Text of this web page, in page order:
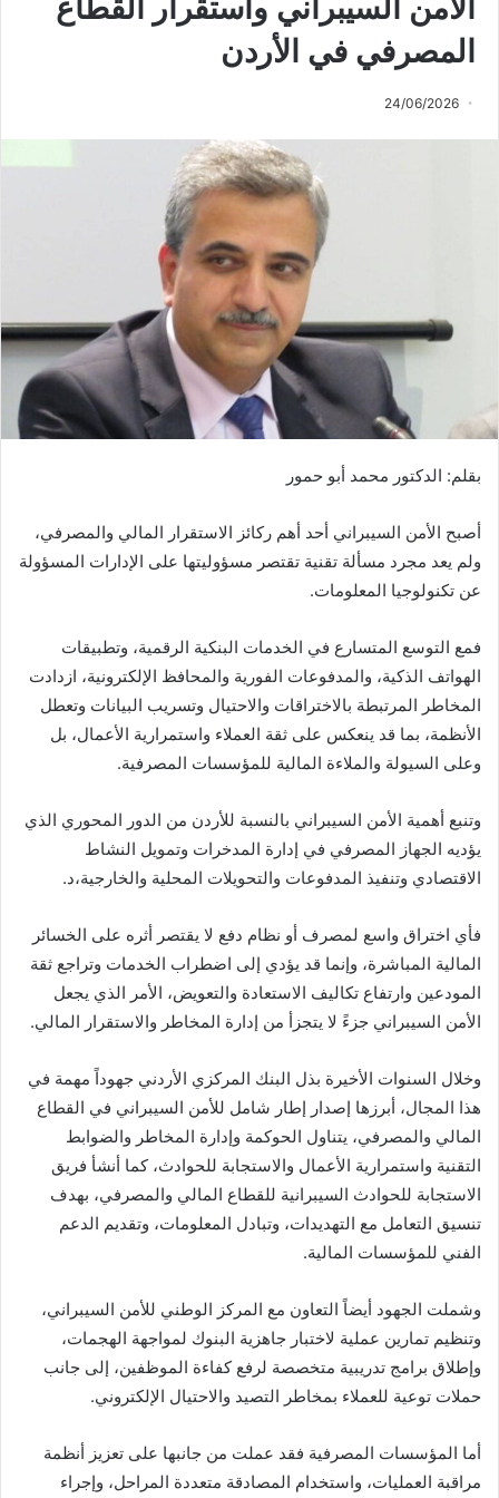
الأمن السيبراني واستقرار القطاع
المصرفي في الأردن
24/06/2026
بقلم: الدكتور محمد أبو حمور
أصبح الأمن السيبراني أحد أهم ركائز الاستقرار المالي والمصرفي،
ولم يعد مجرد مسألة تقنية تقتصر مسؤوليتها على الإدارات المسؤولة
عن تكنولوجيا المعلومات.
فمع التوسع المتسارع في الخدمات البنكية الرقمية، وتطبيقات
الهواتف الذكية، والمدفوعات الفورية والمحافظ الإلكترونية، ازدادت
المخاطر المرتبطة بالاختراقات والاحتيال وتسريب البيانات وتعطل
الأنظمة، بما قد ينعكس على ثقة العملاء واستمرارية الأعمال، بل
وعلى السيولة والملاءة المالية للمؤسسات المصرفية.
وتنبع أهمية الأمن السيبراني بالنسبة للأردن من الدور المحوري الذي
يؤديه الجهاز المصرفي في إدارة المدخرات وتمويل النشاط
الاقتصادي وتنفيذ المدفوعات والتحويلات المحلية والخارجية،د.
فأي اختراق واسع لمصرف أو نظام دفع لا يقتصر أثره على الخسائر
المالية المباشرة، وإنما قد يؤدي إلى اضطراب الخدمات وتراجع ثقة
المودعين وارتفاع تكاليف الاستعادة والتعويض، الأمر الذي يجعل
الأمن السيبراني جزءً لا يتجزأ من إدارة المخاطر والاستقرار المالي.
وخلال السنوات الأخيرة بذل البنك المركزي الأردني جهوداً مهمة في
هذا المجال، أبرزها إصدار إطار شامل للأمن السيبراني في القطاع
المالي والمصرفي، يتناول الحوكمة وإدارة المخاطر والضوابط
التقنية واستمرارية الأعمال والاستجابة للحوادث، كما أنشأ فريق
الاستجابة للحوادث السيبرانية للقطاع المالي والمصرفي، بهدف
تنسيق التعامل مع التهديدات، وتبادل المعلومات، وتقديم الدعم
الفني للمؤسسات المالية.
وشملت الجهود أيضاً التعاون مع المركز الوطني للأمن السيبراني،
وتنظيم تمارين عملية لاختبار جاهزية البنوك لمواجهة الهجمات،
وإطلاق برامج تدريبية متخصصة لرفع كفاءة الموظفين، إلى جانب
حملات توعية للعملاء بمخاطر التصيد والاحتيال الإلكتروني.
أما المؤسسات المصرفية فقد عملت من جانبها على تعزيز أنظمة
مراقبة العمليات، واستخدام المصادقة متعددة المراحل، وإجراء